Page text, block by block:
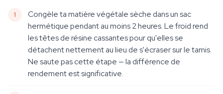
Congèle ta matière végétale sèche dans un sac
hermétique pendant au moins 2 heures. Le froid rend
les têtes de résine cassantes pour qu'elles se
détachent nettement au lieu de s'écraser sur le tamis.
Ne saute pas cette étape — la différence de
rendement est significative.